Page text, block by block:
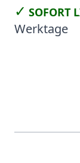
✓ SOFORT
Werktage